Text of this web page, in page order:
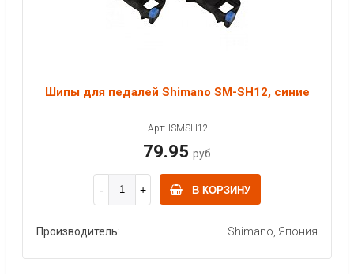
Шипы для педалей Shimano SM-SH12, синие
Арт: ISMSH12
79.95 руб
В КОРЗИНУ
Производитель: Shimano, Япония